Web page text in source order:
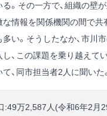
。その一方で、組織の壁
な情報を関係機関の間で共
い。そうしたなか、市川
、この課題を乗り越えて
、同市担当者2人に聞いた。
:49万2,587人(令和6年2月